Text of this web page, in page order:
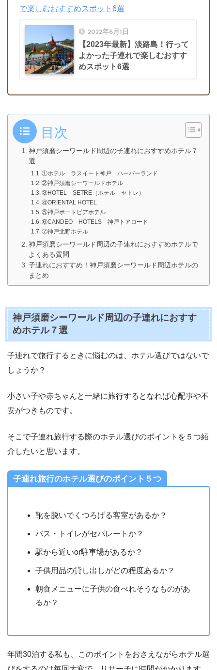
で楽しむおすすめスポット6選
2022年6月1日
【2023年最新】淡路島！行って
よかった子連れで楽しむおすす
めスポット6選
目次
神戸須磨シーワールド周辺の子連れにおすすめホテル７
選
①ホテル ラスイート神戸 ハーバーランド
②神戸須磨シーワールドホテル
③HOTEL SETRE（ホテル セトレ）
④ORIENTAL HOTEL
⑤神戸ポートピアホテル
⑥CANDEO HOTELS 神戸トアロード
⑦神戸北野ホテル
神戸須磨シーワールド周辺の子連れにおすすめホテルで
よくある質問
子連れにおすすめ！神戸須磨シーワールド周辺ホテルの
まとめ
神戸須磨シーワールド周辺の子連れにおすす
めホテル７選
子連れで旅行するときに悩むのは、ホテル選びではないで
しょうか？
小さい子や赤ちゃんと一緒に旅行するとなれば心配事や不
安がつきものです。
そこで子連れ旅行する際のホテル選びのポイントを５つ紹
介したいと思います。
子連れ旅行のホテル選びのポイント５つ
靴を脱いでくつろげる客室があるか？
バス・トイレがセパレートか？
駅から近いor駐車場があるか？
子供用品の貸し出しがどの程度あるか？
朝食メニューに子供の食べれそうなものがあ
るか？
年間30泊する私も、このポイントをおさえながらホテル選